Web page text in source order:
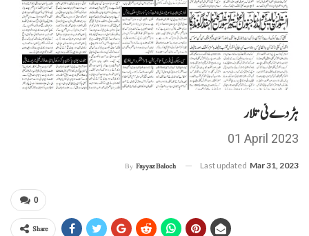
ہڑ دے ئی تلار
01 April 2023
By Fayyaz Baloch Last updated Mar 31, 2023
0
Share